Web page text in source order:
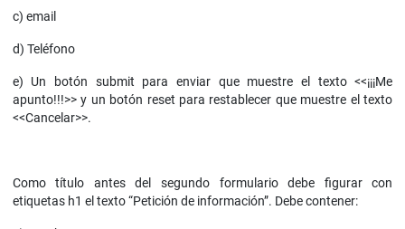
c) email
d) Teléfono
e) Un botón submit para enviar que muestre el texto <<¡¡¡Me
apunto!!!>> y un botón reset para restablecer que muestre el texto
<<Cancelar>>.
Como título antes del segundo formulario debe figurar con
etiquetas h1 el texto “Petición de información”. Debe contener: